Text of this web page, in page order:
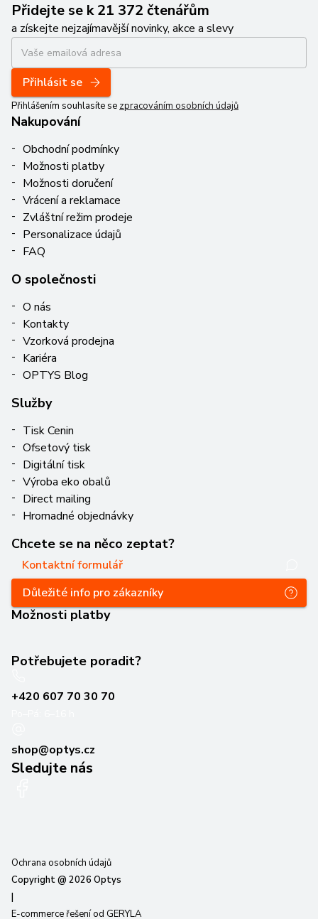
Přidejte se k 21 372 čtenářům
a získejte nejzajímavější novinky, akce a slevy
Přihlásit se
Přihlášením souhlasíte se zpracováním osobních údajů
Nakupování
Obchodní podmínky
Možnosti platby
Možnosti doručení
Vrácení a reklamace
Zvláštní režim prodeje
Personalizace údajů
FAQ
O společnosti
O nás
Kontakty
Vzorková prodejna
Kariéra
OPTYS Blog
Služby
Tisk Cenin
Ofsetový tisk
Digitální tisk
Výroba eko obalů
Direct mailing
Hromadné objednávky
Chcete se na něco zeptat?
Kontaktní formulář
Důležité info pro zákazníky
Možnosti platby
Potřebujete poradit?
+420 607 70 30 70
shop@optys.cz
Sledujte nás
Ochrana osobních údajů
Copyright @ 2026 Optys
|
E-commerce řešení od GERYLA